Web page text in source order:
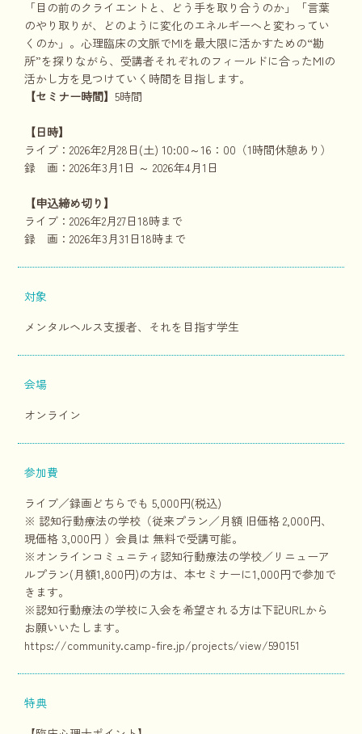
「目の前のクライエントと、どう手を取り合うのか」「言葉
のやり取りが、どのように変化のエネルギーへと変わってい
くのか」。心理臨床の文脈でMIを最大限に活かすための“勘
所”を探りながら、受講者それぞれのフィールドに合ったMIの
活かし方を見つけていく時間を目指します。
【セミナー時間】5時間
【日時】
ライブ：2026年2月28日(土) 10:00～16：00（1時間休憩あり）
録 画：2026年3月1日 ～ 2026年4月1日
【申込締め切り】
ライブ：2026年2月27日18時まで
録 画：2026年3月31日18時まで
対象
メンタルヘルス支援者、それを目指す学生
会場
オンライン
参加費
ライブ／録画どちらでも 5,000円(税込)
※ 認知行動療法の学校（従来プラン／月額 旧価格 2,000円、
現価格 3,000円 ）会員は 無料で受講可能。
※オンラインコミュニティ認知行動療法の学校／リニューア
ルプラン(月額1,800円)の方は、本セミナーに1,000円で参加で
きます。
※認知行動療法の学校に入会を希望される方は下記URLから
お願いいたします。
https://community.camp-fire.jp/projects/view/590151
特典